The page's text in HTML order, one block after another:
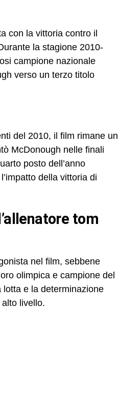
con la vittoria contro il
la stagione 2010-
campione nazionale
verso un terzo titolo
del 2010, il film rimane un
McDonough nelle finali
posto dell’anno
della vittoria di
nel film, sebbene
olimpica e campione del
lotta e la determinazione
livello.